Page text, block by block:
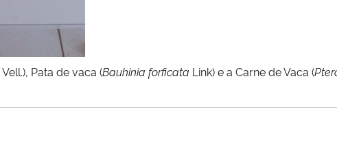
Vell.), Pata de vaca (Bauhinia forficata Link) e a Carne de Vaca (